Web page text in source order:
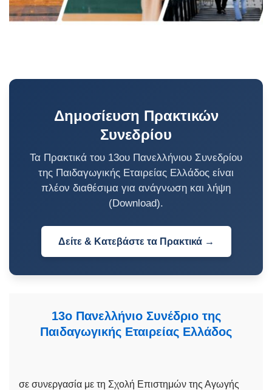
Δημοσίευση Πρακτικών
Συνεδρίου
Τα Πρακτικά του 13ου Πανελλήνιου Συνεδρίου
της Παιδαγωγικής Εταιρείας Ελλάδος είναι
πλέον διαθέσιμα για ανάγνωση και λήψη
(Download).
Δείτε & Κατεβάστε τα Πρακτικά →
13ο Πανελλήνιο Συνέδριο της
Παιδαγωγικής Εταιρείας Ελλάδος
σε συνεργασία με τη Σχολή Επιστημών της Αγωγής